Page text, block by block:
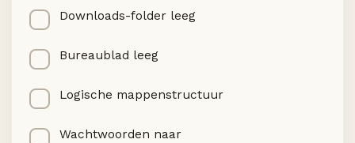
Downloads-folder leeg
Bureaublad leeg
Logische mappenstructuur
Wachtwoorden naar